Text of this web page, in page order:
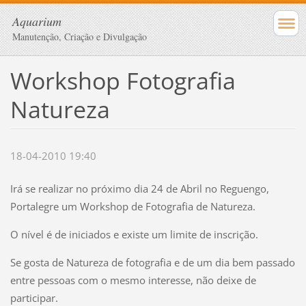
Aquarium
Manutenção, Criação e Divulgação
Workshop Fotografia
Natureza
18-04-2010 19:40
Irá se realizar no próximo dia 24 de Abril no Reguengo,
Portalegre um Workshop de Fotografia de Natureza.
O nível é de iniciados e existe um limite de inscrição.
Se gosta de Natureza de fotografia e de um dia bem passado
entre pessoas com o mesmo interesse, não deixe de
participar.